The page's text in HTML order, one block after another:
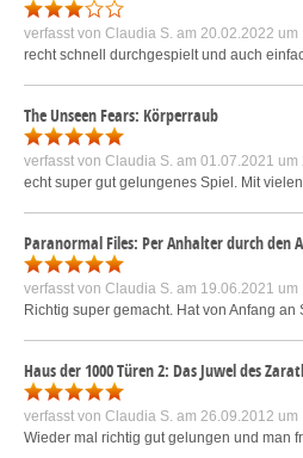
verfasst von Claudia S. am 20.02.2022 um
recht schnell durchgespielt und auch
The Unseen Fears: Körperraub
verfasst von Claudia S. am 01.07.2021 um
echt super gut gelungenes Spiel. Mit
Paranormal Files: Per Anhalter durch den
verfasst von Claudia S. am 19.06.2021 um
Richtig super gemacht. Hat von Anfang
Haus der 1000 Türen 2: Das Juwel des
verfasst von Claudia S. am 26.09.2012 um
Wieder mal richtig gut gelungen und man